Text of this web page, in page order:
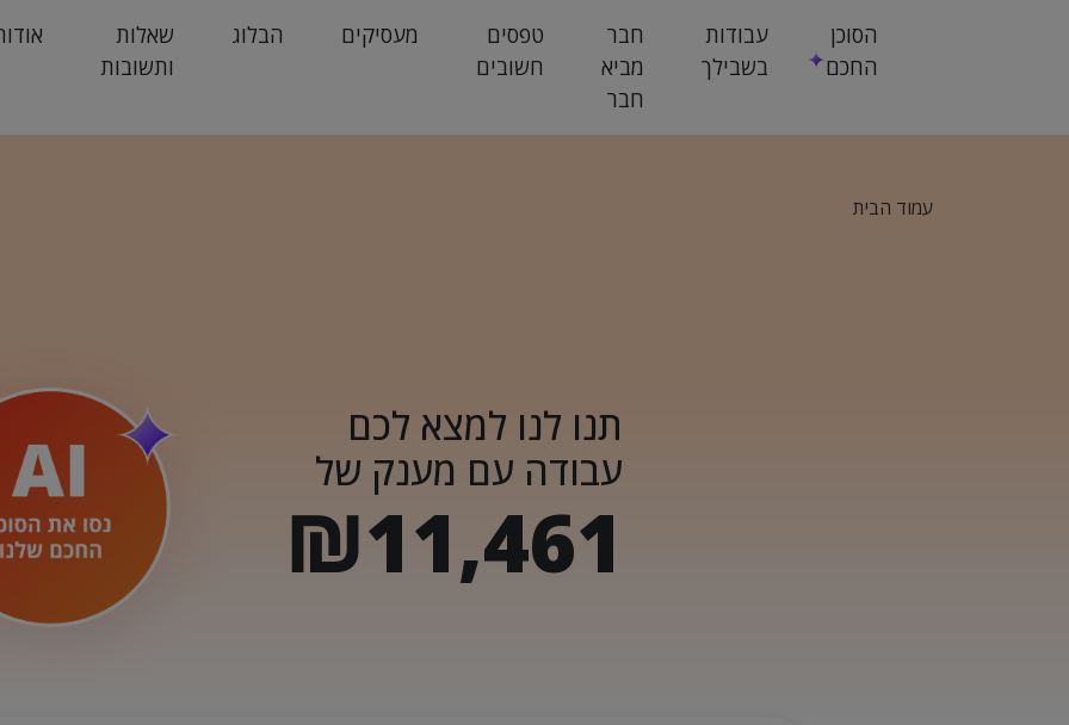
הסוכן
החכם
עבודות
בשבילך
חבר
מביא
חבר
טפסים
חשובים
מעסיקים הבלוג
שאלות
ותשובות
עמוד הבית
תנו לנו למצא לכם
עבודה עם מענק של
₪11,461